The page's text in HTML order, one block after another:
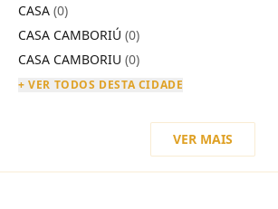
CASA (0)
CASA CAMBORIÚ (0)
CASA CAMBORIU (0)
+ VER TODOS DESTA CIDADE
VER MAIS